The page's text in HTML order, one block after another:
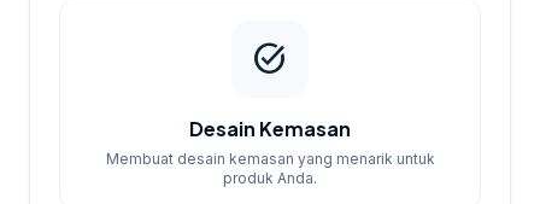
task_alt
Desain Kemasan
Membuat desain kemasan yang menarik untuk
produk Anda.